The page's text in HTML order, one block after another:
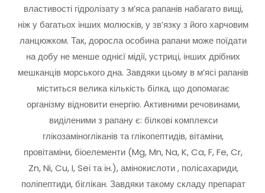
властивості гідролізату з м’яса рапанів набагато вищі,
ніж у багатьох інших молюсків, у зв’язку з його харчовим
ланцюжком. Так, доросла особина рапани може поїдати
на добу не менше однієї мідії, устриці, інших дрібних
мешканців морського дна. Завдяки цьому в м’ясі рапанів
міститься велика кількість білка, що допомагає
організму відновити енергію. Активними речовинами,
виділеними з рапану є: білкові комплекси
глікозаміногліканів та глікопептидів, вітаміни,
провітаміни, біоелементи (Mg, Mn, Na, K, Ca, F, Fe, Cr,
Zn, Ni, Cu, I, Seі та ін.), амінокислоти , полісахариди,
поліпептиди, біглікан. Завдяки такому складу препарат